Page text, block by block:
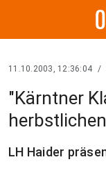
11.10.2003, 12:36:04 /
"Kärntner
LH Haider